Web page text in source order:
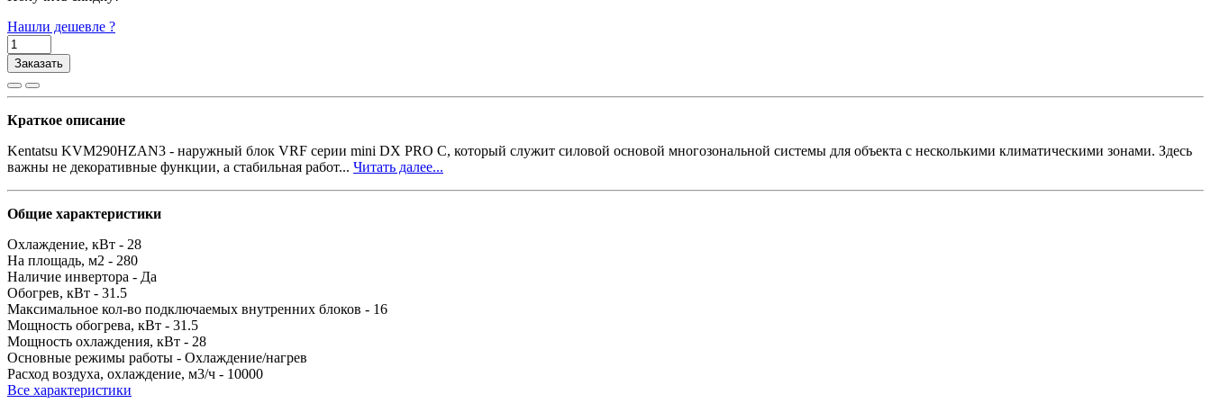
Нашли дешевле ?
Заказать
Краткое описание
Kentatsu KVM290HZAN3 - наружный блок VRF серии mini DX PRO C, который служит силовой основой многозональной системы для объекта с несколькими климатическими зонами. Здесь
важны не декоративные функции, а стабильная работ... Читать далее...
Общие характеристики
Охлаждение, кВт - 28
На площадь, м2 - 280
Наличие инвертора - Да
Обогрев, кВт - 31.5
Максимальное кол-во подключаемых внутренних блоков - 16
Мощность обогрева, кВт - 31.5
Мощность охлаждения, кВт - 28
Основные режимы работы - Охлаждение/нагрев
Расход воздуха, охлаждение, м3/ч - 10000
Все характеристики